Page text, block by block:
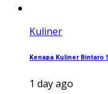
Kuliner
Kenapa Kuliner Bintaro
1 day ago